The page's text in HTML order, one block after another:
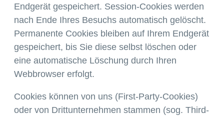
Endgerät gespeichert. Session-Cookies werden
nach Ende Ihres Besuchs automatisch gelöscht.
Permanente Cookies bleiben auf Ihrem Endgerät
gespeichert, bis Sie diese selbst löschen oder
eine automatische Löschung durch Ihren
Webbrowser erfolgt.
Cookies können von uns (First-Party-Cookies)
oder von Drittunternehmen stammen (sog. Third-